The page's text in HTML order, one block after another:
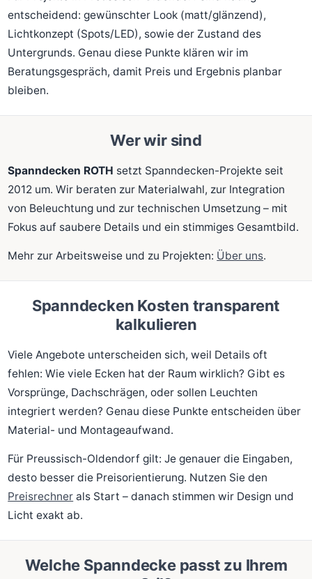
entscheidend: gewünschter Look (matt/glänzend),
Lichtkonzept (Spots/LED), sowie der Zustand des
Untergrunds. Genau diese Punkte klären wir im
Beratungsgespräch, damit Preis und Ergebnis planbar
bleiben.
Wer wir sind
Spanndecken ROTH setzt Spanndecken-Projekte seit
2012 um. Wir beraten zur Materialwahl, zur Integration
von Beleuchtung und zur technischen Umsetzung – mit
Fokus auf saubere Details und ein stimmiges Gesamtbild.
Mehr zur Arbeitsweise und zu Projekten: Über uns.
Spanndecken Kosten transparent
kalkulieren
Viele Angebote unterscheiden sich, weil Details oft
fehlen: Wie viele Ecken hat der Raum wirklich? Gibt es
Vorsprünge, Dachschrägen, oder sollen Leuchten
integriert werden? Genau diese Punkte entscheiden über
Material- und Montageaufwand.
Für Preussisch-Oldendorf gilt: Je genauer die Eingaben,
desto besser die Preisorientierung. Nutzen Sie den
Preisrechner als Start – danach stimmen wir Design und
Licht exakt ab.
Welche Spanndecke passt zu Ihrem